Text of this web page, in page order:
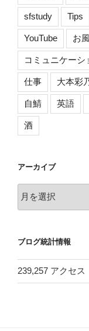
sfstudy Tips
YouTube お
コミュニケーシ
仕事 大本彩
自鯖 英語
酒
アーカイブ
ー
ブ
ブログ統計情報
239,257 アクセス